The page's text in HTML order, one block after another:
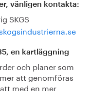
vänligen kontakta:
SKGS
en kartläggning
och planer som
att genomföras
med en mer